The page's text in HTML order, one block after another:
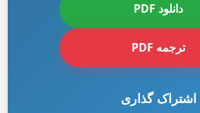
دانلود PDF
ترجمه PDF
اشتراک گذاری